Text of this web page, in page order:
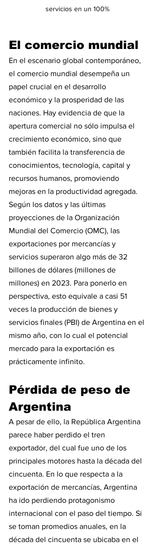
servicios en un 100%
El comercio mundial
En el escenario global contemporáneo,
el comercio mundial desempeña un
papel crucial en el desarrollo
económico y la prosperidad de las
naciones. Hay evidencia de que la
apertura comercial no sólo impulsa el
crecimiento económico, sino que
también facilita la transferencia de
conocimientos, tecnología, capital y
recursos humanos, promoviendo
mejoras en la productividad agregada.
Según los datos y las últimas
proyecciones de la Organización
Mundial del Comercio (OMC), las
exportaciones por mercancías y
servicios superaron algo más de 32
billones de dólares (millones de
millones) en 2023. Para ponerlo en
perspectiva, esto equivale a casi 51
veces la producción de bienes y
servicios finales (PBI) de Argentina en el
mismo año, con lo cual el potencial
mercado para la exportación es
prácticamente infinito.
Pérdida de peso de
Argentina
A pesar de ello, la República Argentina
parece haber perdido el tren
exportador, del cual fue uno de los
principales motores hasta la década del
cincuenta. En lo que respecta a la
exportación de mercancías, Argentina
ha ido perdiendo protagonismo
internacional con el paso del tiempo. Si
se toman promedios anuales, en la
década del cincuenta se ubicaba en el